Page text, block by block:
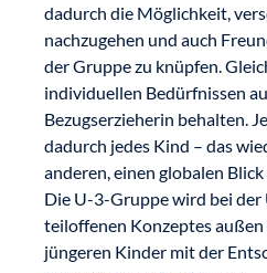
dadurch die Möglichkeit,
nachzugehen und auch
der Gruppe zu knüpfen.
individuellen Bedürfnissen
Bezugserzieherin behalten.
dadurch jedes Kind – das
anderen, einen globalen
Die U-3-Gruppe wird bei der
teiloffenen Konzeptes außen
jüngeren Kinder mit der